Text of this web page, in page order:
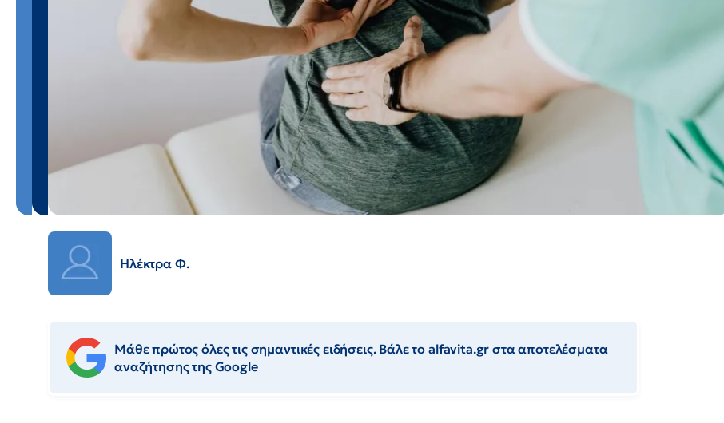
Ηλέκτρα Φ.
Μάθε πρώτος όλες τις σημαντικές ειδήσεις. Βάλε το alfavita.gr στα αποτελέσματα
αναζήτησης της Google